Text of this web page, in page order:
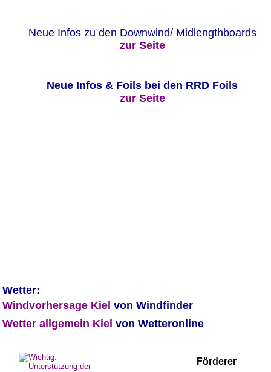
Neue Infos zu den Downwind/ Midlengthboards
zur Seite
Neue Infos & Foils bei den RRD Foils
zur Seite
Förderer
Wetter:
Windvorhersage Kiel von Windfinder
Wetter allgemein Kiel von Wetteronline